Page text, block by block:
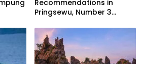
Recommendations in
Pringsewu, Number 3
President